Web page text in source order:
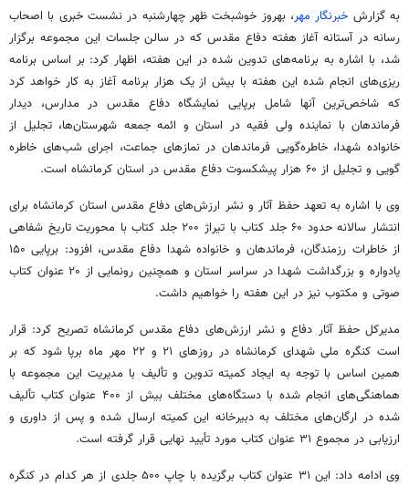
به گزارش خبرنگار مهر، بهروز خوشبخت ظهر چهارشنبه در نشست خبری با اصحاب
رسانه در آستانه آغاز هفته دفاع مقدس که در سالن جلسات این مجموعه برگزار
شد، با اشاره به برنامه‌های تدوین شده در این هفته، اظهار کرد: بر اساس برنامه
ریزی‌های انجام شده این هفته با بیش از یک هزار برنامه آغاز به کار خواهد کرد
که شاخص‌ترین آنها شامل برپایی نمایشگاه دفاع مقدس در مدارس، دیدار
فرماندهان با نماینده ولی فقیه در استان و ائمه جمعه شهرستان‌ها، تجلیل از
خانواده شهدا، خاطره‌گویی فرماندهان در نمازهای جماعت، اجرای شب‌های خاطره
گویی و تجلیل از ۶۰ هزار پیشکسوت دفاع مقدس در استان کرمانشاه است.
وی با اشاره به تعهد حفظ آثار و نشر ارزش‌های دفاع مقدس استان کرمانشاه برای
انتشار سالانه حدود ۶۰ جلد کتاب با تیراژ ۲۰۰ جلد کتاب با محوریت تاریخ شفاهی
از خاطرات رزمندگان، فرماندهان و خانواده شهدا دفاع مقدس، افزود: برپایی ۱۵۰
یادواره و بزرگداشت شهدا در سراسر استان و همچنین رونمایی از ۲۰ عنوان کتاب
صوتی و مکتوب نیز در این هفته را خواهیم داشت.
مدیرکل حفظ آثار دفاع و نشر ارزش‌های دفاع مقدس کرمانشاه تصریح کرد: قرار
است کنگره ملی شهدای کرمانشاه در روزهای ۲۱ و ۲۲ مهر ماه برپا شود که بر
همین اساس با توجه به ایجاد کمیته تدوین و تألیف با مدیریت این مجموعه با
هماهنگی‌های انجام شده با دستگاه‌های مختلف بیش از ۴۰۰ عنوان کتاب تألیف
شده در ارگان‌های مختلف به دبیرخانه این کمیته ارسال شده و پس از داوری و
ارزیابی در مجموع ۳۱ عنوان کتاب مورد تأیید نهایی قرار گرفته است.
وی ادامه داد: این ۳۱ عنوان کتاب برگزیده با چاپ ۵۰۰ جلدی از هر کدام در کنگره